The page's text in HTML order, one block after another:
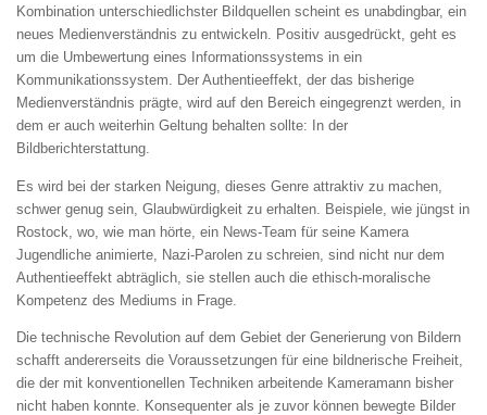
Kombination unterschiedlichster Bildquellen scheint es unabdingbar, ein
neues Medienverständnis zu entwickeln. Positiv ausgedrückt, geht es
um die Umbewertung eines Informationssystems in ein
Kommunikationssystem. Der Authentieeffekt, der das bisherige
Medienverständnis prägte, wird auf den Bereich eingegrenzt werden, in
dem er auch weiterhin Geltung behalten sollte: In der
Bildberichterstattung.
Es wird bei der starken Neigung, dieses Genre attraktiv zu machen,
schwer genug sein, Glaubwürdigkeit zu erhalten. Beispiele, wie jüngst in
Rostock, wo, wie man hörte, ein News-Team für seine Kamera
Jugendliche animierte, Nazi-Parolen zu schreien, sind nicht nur dem
Authentieeffekt abträglich, sie stellen auch die ethisch-moralische
Kompetenz des Mediums in Frage.
Die technische Revolution auf dem Gebiet der Generierung von Bildern
schafft andererseits die Voraussetzungen für eine bildnerische Freiheit,
die der mit konventionellen Techniken arbeitende Kameramann bisher
nicht haben konnte. Konsequenter als je zuvor können bewegte Bilder